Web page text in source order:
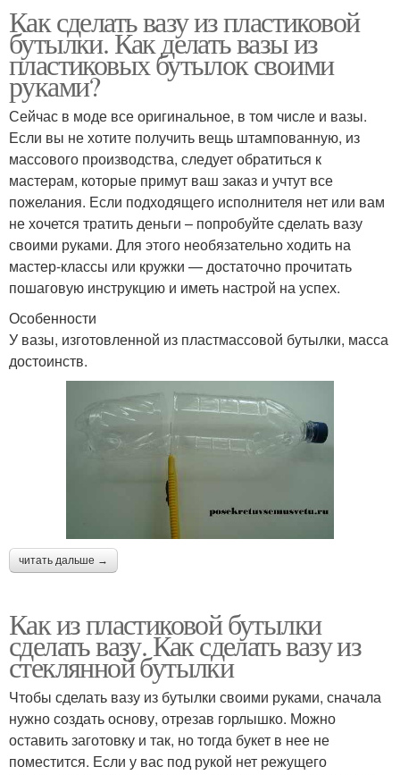
Как сделать вазу из пластиковой
бутылки. Как делать вазы из
пластиковых бутылок своими
руками?
Сейчас в моде все оригинальное, в том числе и вазы.
Если вы не хотите получить вещь штампованную, из
массового производства, следует обратиться к
мастерам, которые примут ваш заказ и учтут все
пожелания. Если подходящего исполнителя нет или вам
не хочется тратить деньги – попробуйте сделать вазу
своими руками. Для этого необязательно ходить на
мастер-классы или кружки — достаточно прочитать
пошаговую инструкцию и иметь настрой на успех.
Особенности
У вазы, изготовленной из пластмассовой бутылки, масса
достоинств.
читать дальше →
Как из пластиковой бутылки
сделать вазу. Как сделать вазу из
стеклянной бутылки
Чтобы сделать вазу из бутылки своими руками, сначала
нужно создать основу, отрезав горлышко. Можно
оставить заготовку и так, но тогда букет в нее не
поместится. Если у вас под рукой нет режущего